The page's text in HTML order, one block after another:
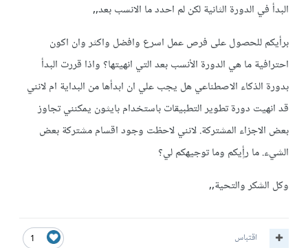
البدأ في الدورة الثانية لكن لم احدد ما الانسب بعد,,
برأيكم للحصول على فرص عمل اسرع وافضل واكثر وان اكون
احترافية ما هي الدورة الأنسب بعد التي انهيتها؟ واذا قررت البدأ
بدورة الذكاء الاصطناعي هل يجب علي ان ابدأها من البداية ام لانني
قد انهيت دورة تطوير التطبيقات باستخدام بايثون يمكنني تجاوز
بعض الاجزاء المشتركة. لانني لاحظت وجود اقسام مشتركة بعض
الشيء. ما رأٍيكم وما توجيهكم لي؟
وكل الشكر والتحية,,
1 اقتباس